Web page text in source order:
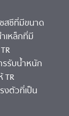
สซีที่มีขนาด
เหล็กที่มี
รรับน้ำหนัก
TR
งตัวที่เป็น